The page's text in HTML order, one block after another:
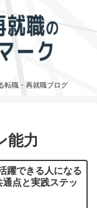
転職・再就職ブログ
能力
躍できる人になる
点と実践ステッ